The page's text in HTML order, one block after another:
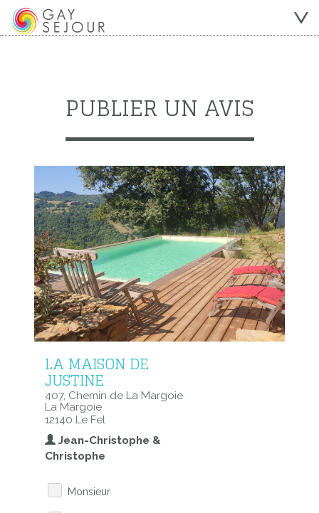
PUBLIER UN AVIS
LA MAISON DE
JUSTINE
407, Chemin de La Margoie
La Margoie
12140 Le Fel
Jean-Christophe &
Christophe
Monsieur